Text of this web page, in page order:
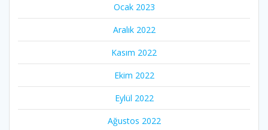
Ocak 2023
Aralık 2022
Kasım 2022
Ekim 2022
Eylül 2022
Ağustos 2022